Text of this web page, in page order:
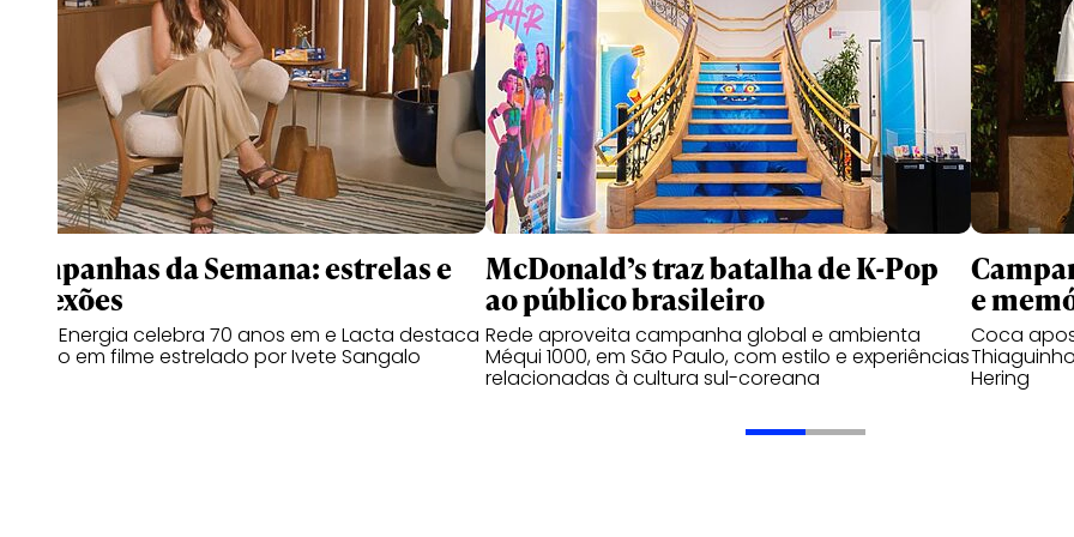
Campanhas da Semana: estrelas e
conexões
Copa Energia celebra 70 anos em e Lacta destaca
o afeto em filme estrelado por Ivete Sangalo
McDonald’s traz batalha de K-Pop
ao público brasileiro
Rede aproveita campanha global e ambienta
Méqui 1000, em São Paulo, com estilo e experiências
relacionadas à cultura sul-coreana
e
Coca
Hering